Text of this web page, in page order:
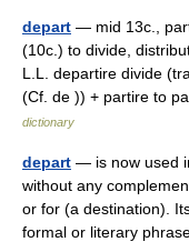
depart — mid 13c.,
(10c.) to divide,
L.L. departire divide
(Cf. de )) + partire to
dictionary
depart — is now used
without any
or for (a destination).
formal or literary